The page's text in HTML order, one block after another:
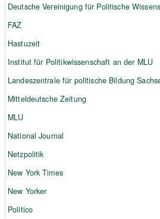
Deutsche Vereinigung für Politische
FAZ
Hastuzeit
Institut für Politikwissenschaft an der MLU
Landeszentrale für politische Bildung
Mitteldeutsche Zeitung
MLU
National Journal
Netzpolitik
New York Times
New Yorker
Politico